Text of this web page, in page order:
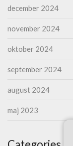
december 2024
november 2024
oktober 2024
september 2024
august 2024
maj 2023